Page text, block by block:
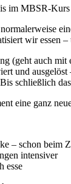
im MBSR-
wir essen
(geht auch
und
schließlich
eine ganz
– schon beim
intensiver
esse